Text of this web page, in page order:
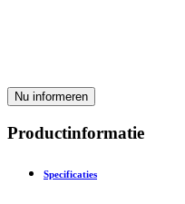
Nu informeren
Productinformatie
Specificaties